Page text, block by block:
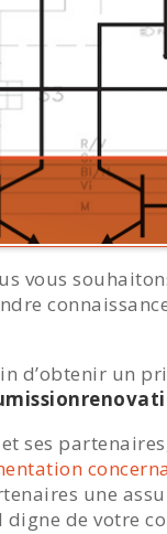
vous
d’obtenir un
ses
une
de votre